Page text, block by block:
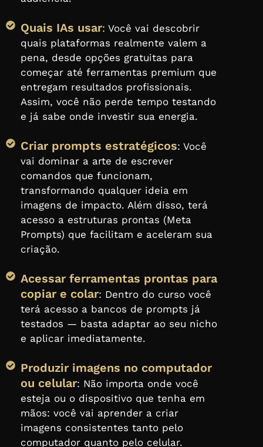
Quais IAs usar: Você vai descobrir
quais plataformas realmente valem a
pena, desde opções gratuitas para
começar até ferramentas premium que
entregam resultados profissionais.
Assim, você não perde tempo testando
e já sabe onde investir sua energia.
Criar prompts estratégicos: Você
vai dominar a arte de escrever
comandos que funcionam,
transformando qualquer ideia em
imagens de impacto. Além disso, terá
acesso a estruturas prontas (Meta
Prompts) que facilitam e aceleram sua
criação.
Acessar ferramentas prontas para
copiar e colar: Dentro do curso você
terá acesso a bancos de prompts já
testados — basta adaptar ao seu nicho
e aplicar imediatamente.
Produzir imagens no computador
ou celular: Não importa onde você
esteja ou o dispositivo que tenha em
mãos: você vai aprender a criar
imagens consistentes tanto pelo
computador quanto pelo celular.